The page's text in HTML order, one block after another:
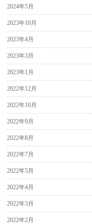
2024年5月
2023年10月
2023年4月
2023年3月
2023年1月
2022年12月
2022年10月
2022年9月
2022年8月
2022年7月
2022年5月
2022年4月
2022年3月
2022年2月